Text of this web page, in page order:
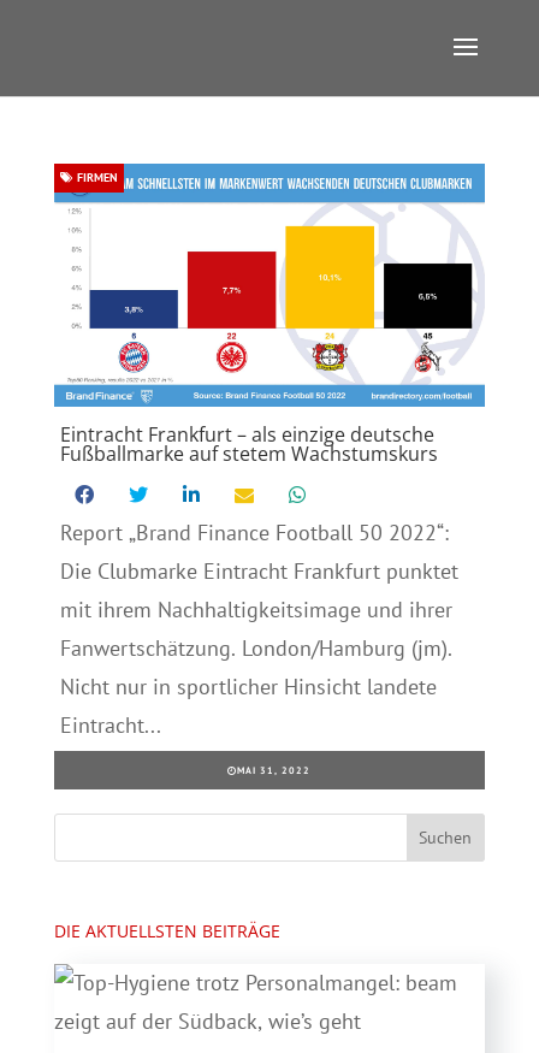
Eintracht Frankfurt – als einzige deutsche
Fußballmarke auf stetem Wachstumskurs
FIRMEN
Report „Brand Finance Football 50 2022“:
Die Clubmarke Eintracht Frankfurt punktet
mit ihrem Nachhaltigkeitsimage und ihrer
Fanwertschätzung. London/Hamburg (jm).
Nicht nur in sportlicher Hinsicht landete
Eintracht...
MAI 31, 2022
DIE AKTUELLSTEN BEITRÄGE